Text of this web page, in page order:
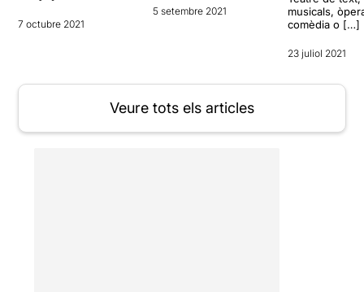
7 octubre 2021
5 setembre 2021
musicals,
comèdia o […]
23 juliol 2021
Veure tots els articles